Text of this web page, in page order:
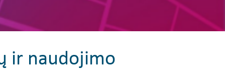
ir naudojimo